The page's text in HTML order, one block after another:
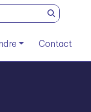
Contact